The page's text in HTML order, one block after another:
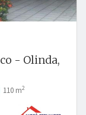
- Olinda,
110 m2